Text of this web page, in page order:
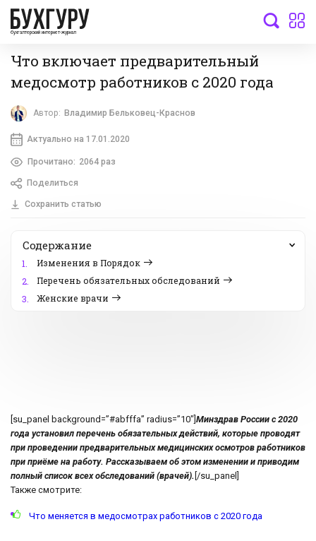
бухгалтерский интернет-журнал
Что включает предварительный
медосмотр работников с 2020 года
Автор: Владимир Бельковец-Краснов
Актуально на 17.01.2020
Прочитано: 2064 раз
Поделиться
Сохранить статью
Содержание
1.
Изменения в Порядок
2.
Перечень обязательных обследований
3.
Женские врачи
[su_panel background=”#abfffa” radius=”10″] Минздрав России с 2020
года установил перечень обязательных действий, которые проводят
при проведении предварительных медицинских осмотров работников
при приёме на работу. Рассказываем об этом изменении и приводим
полный список всех обследований (врачей). [/su_panel]
Также смотрите:
Что меняется в медосмотрах работников с 2020 года